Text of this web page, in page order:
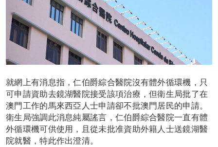
就網上有消息指，仁伯爵綜合醫院沒有體外循環機，只
可申請資助去鏡湖醫院接受該項治療，但衛生局批了在
澳門工作的馬來西亞人士申請卻不批澳門居民的申請。
衛生局強調此消息純屬謠言，仁伯爵綜合醫院一直有體
外循環機可供使用，且從未批准資助外籍人士送鏡湖醫
院就醫，特此作出澄清。